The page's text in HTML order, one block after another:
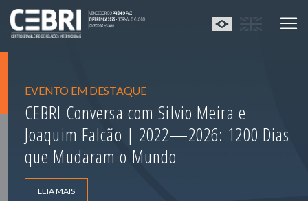
EVENTO EM DESTAQUE
CEBRI Conversa com Silvio Meira e
Joaquim Falcão | 2022—2026: 1200 Dias
que Mudaram o Mundo
LEIA MAIS